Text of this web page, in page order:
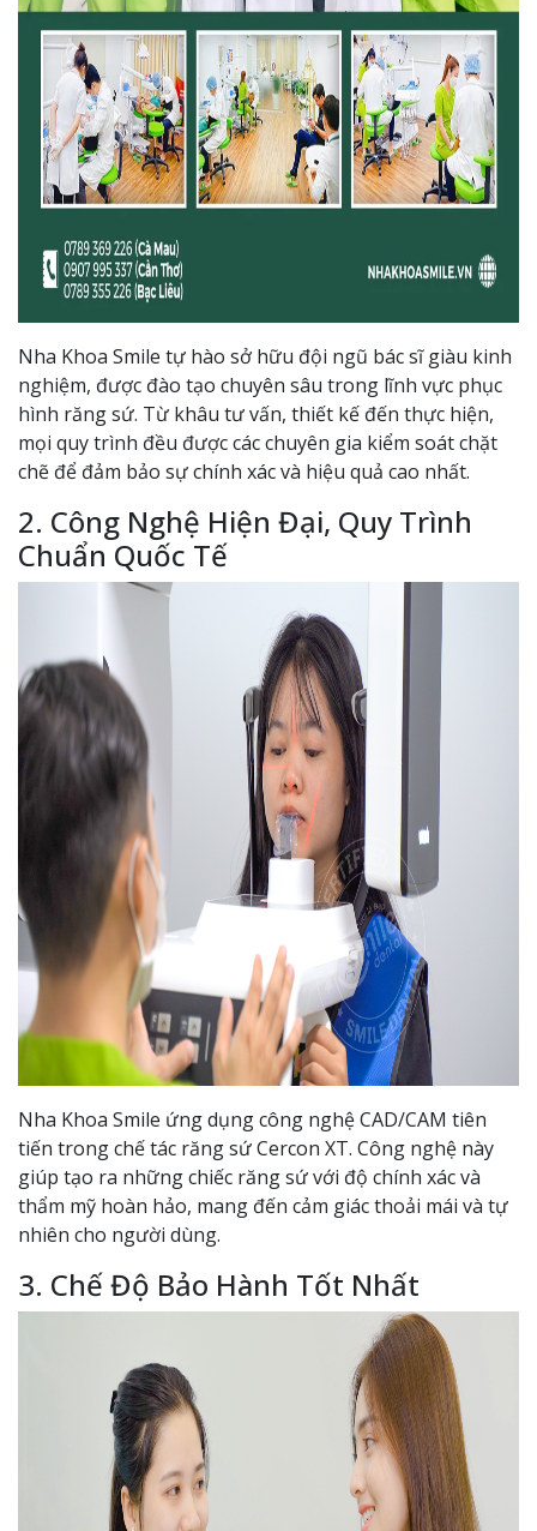
Nha Khoa Smile tự hào sở hữu đội ngũ bác sĩ giàu kinh
nghiệm, được đào tạo chuyên sâu trong lĩnh vực phục
hình răng sứ. Từ khâu tư vấn, thiết kế đến thực hiện,
mọi quy trình đều được các chuyên gia kiểm soát chặt
chẽ để đảm bảo sự chính xác và hiệu quả cao nhất.
2. Công Nghệ Hiện Đại, Quy Trình
Chuẩn Quốc Tế
Nha Khoa Smile ứng dụng công nghệ CAD/CAM tiên
tiến trong chế tác răng sứ Cercon XT. Công nghệ này
giúp tạo ra những chiếc răng sứ với độ chính xác và
thẩm mỹ hoàn hảo, mang đến cảm giác thoải mái và tự
nhiên cho người dùng.
3. Chế Độ Bảo Hành Tốt Nhất